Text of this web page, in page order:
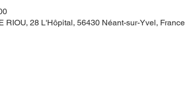
RIOU, 28 L'Hôpital, 56430 Néant-sur-Yvel, France